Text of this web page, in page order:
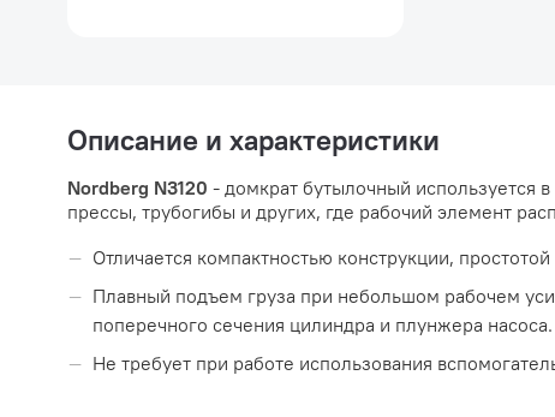
Описание и характеристики
Nordberg N3120 - домкрат бутылочный используется
прессы, трубогибы и других, где рабочий элемент
Отличается компактностью конструкции,
Плавный подъем груза при небольшом рабочем
поперечного сечения цилиндра и плунжера насоса.
Не требует при работе использования